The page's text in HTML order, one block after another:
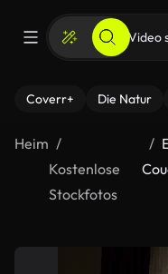
Coverr+ Die Natur
Heim
Kostenlose
Stockfotos